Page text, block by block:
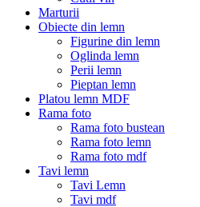
Marturii
Obiecte din lemn
Figurine din lemn
Oglinda lemn
Perii lemn
Pieptan lemn
Platou lemn MDF
Rama foto
Rama foto bustean
Rama foto lemn
Rama foto mdf
Tavi lemn
Tavi Lemn
Tavi mdf